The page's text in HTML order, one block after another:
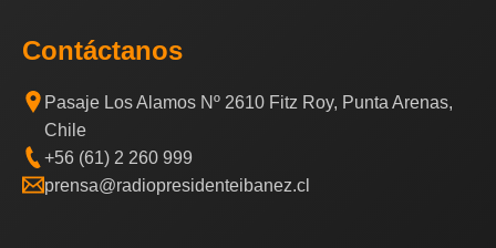
Contáctanos
Pasaje Los Alamos Nº 2610 Fitz Roy, Punta Arenas,
Chile
+56 (61) 2 260 999
prensa@radiopresidenteibanez.cl